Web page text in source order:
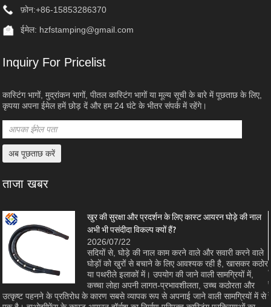
फ़ोन:+86-15853286370
ईमेल: hzfstamping@gmail.com
Inquiry For Pricelist
कास्टिंग भागों, मुद्रांकन भागों, पीतल कास्टिंग भागों या मूल्य सूची के बारे में पूछताछ के लिए,
कृपया अपना ईमेल हमें छोड़ दें और हम 24 घंटे के भीतर संपर्क में रहेंगे।
ताजा खबर
खुर की सुरक्षा और प्रदर्शन के लिए कास्ट आयरन घोड़े की नाल
अभी भी पसंदीदा विकल्प क्यों हैं?
2026/07/22
सदियों से, घोड़े की नाल काम करने वाले और सवारी करने वाले
घोड़ों को खुरों से बचाने के लिए आवश्यक रही है, खासकर कठोर
या पथरीले इलाकों में। उपयोग की जाने वाली सामग्रियों में,
कच्चा लोहा अपनी लागत-प्रभावशीलता, उच्च कठोरता और
उत्कृष्ट पहनने के प्रतिरोध के कारण सबसे व्यापक रूप से अपनाई जाने वाली सामग्रियों में से